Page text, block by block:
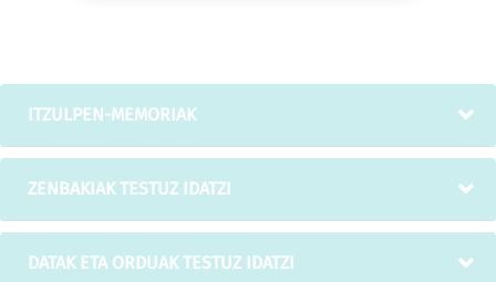
ITZULPEN-MEMORIAK
ZENBAKIAK TESTUZ IDATZI
DATAK ETA ORDUAK TESTUZ IDATZI